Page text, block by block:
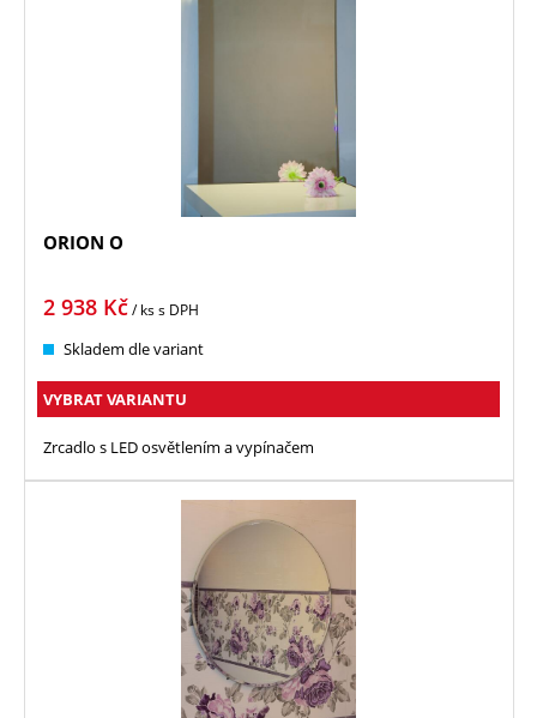
ORION O
2 938 Kč/ kss DPH
Skladem dle variant
VYBRAT VARIANTU
Zrcadlo s LED osvětlením a vypínačem